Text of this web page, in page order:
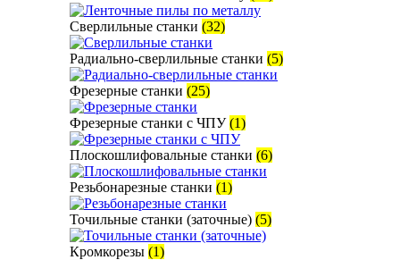
Сверлильные станки (32)
Радиально-сверлильные станки (5)
Фрезерные станки (25)
Фрезерные станки с ЧПУ(1)
Плоскошлифовальные станки (6)
Резьбонарезные станки (1)
Точильные станки (заточные) (5)
Кромкорезы (1)